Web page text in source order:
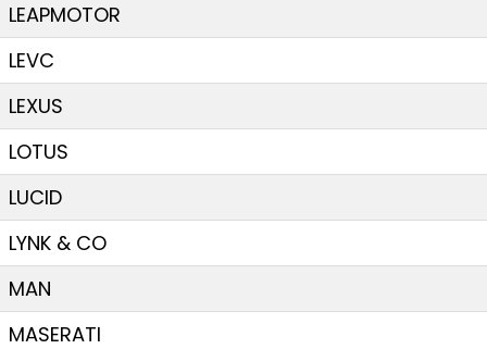
LEAPMOTOR
LEVC
LEXUS
LOTUS
LUCID
LYNK & CO
MAN
MASERATI